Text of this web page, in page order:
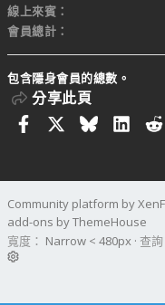
線上來賓
會員總計
包含隱身會員的總數。
分享此頁
FacebookBluesky
Community platform by
add-ons by ThemeHouse
寬度
查詢